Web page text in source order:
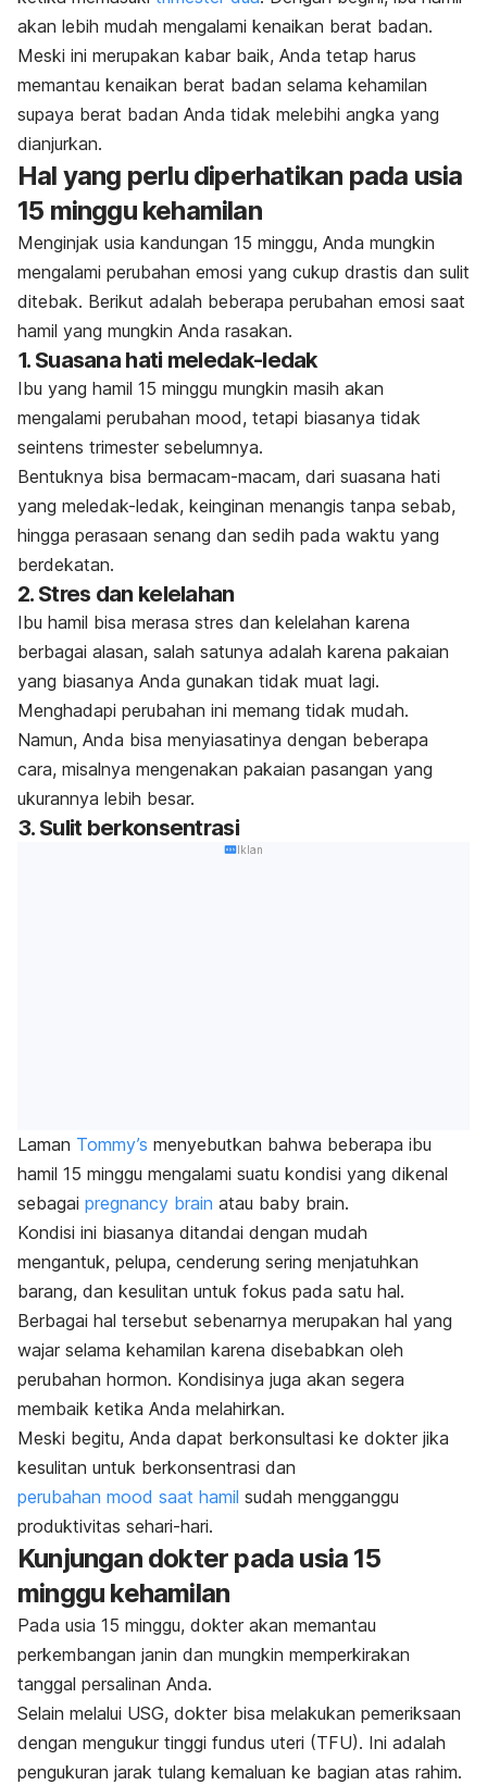
akan lebih mudah mengalami kenaikan berat badan.
Meski ini merupakan kabar baik, Anda tetap harus
memantau kenaikan berat badan selama kehamilan
supaya berat badan Anda tidak melebihi angka yang
dianjurkan.
Hal yang perlu diperhatikan pada usia
15 minggu kehamilan
Menginjak usia kandungan 15 minggu, Anda mungkin
mengalami perubahan emosi yang cukup drastis dan sulit
ditebak. Berikut adalah beberapa perubahan emosi saat
hamil yang mungkin Anda rasakan.
1. Suasana hati meledak-ledak
Ibu yang hamil 15 minggu mungkin masih akan
mengalami perubahan mood, tetapi biasanya tidak
seintens trimester sebelumnya.
Bentuknya bisa bermacam-macam, dari suasana hati
yang meledak-ledak, keinginan menangis tanpa sebab,
hingga perasaan senang dan sedih pada waktu yang
berdekatan.
2. Stres dan kelelahan
Ibu hamil bisa merasa stres dan kelelahan karena
berbagai alasan, salah satunya adalah karena pakaian
yang biasanya Anda gunakan tidak muat lagi.
Menghadapi perubahan ini memang tidak mudah.
Namun, Anda bisa menyiasatinya dengan beberapa
cara, misalnya mengenakan pakaian pasangan yang
ukurannya lebih besar.
3. Sulit berkonsentrasi
Iklan
Laman Tommy’s menyebutkan bahwa beberapa ibu
hamil 15 minggu mengalami suatu kondisi yang dikenal
sebagai pregnancy brain atau baby brain.
Kondisi ini biasanya ditandai dengan mudah
mengantuk, pelupa, cenderung sering menjatuhkan
barang, dan kesulitan untuk fokus pada satu hal.
Berbagai hal tersebut sebenarnya merupakan hal yang
wajar selama kehamilan karena disebabkan oleh
perubahan hormon. Kondisinya juga akan segera
membaik ketika Anda melahirkan.
Meski begitu, Anda dapat berkonsultasi ke dokter jika
kesulitan untuk berkonsentrasi dan
perubahan mood saat hamil sudah mengganggu
produktivitas sehari-hari.
Kunjungan dokter pada usia 15
minggu kehamilan
Pada usia 15 minggu, dokter akan memantau
perkembangan janin dan mungkin memperkirakan
tanggal persalinan Anda.
Selain melalui USG, dokter bisa melakukan pemeriksaan
dengan mengukur tinggi fundus uteri (TFU). Ini adalah
pengukuran jarak tulang kemaluan ke bagian atas rahim.